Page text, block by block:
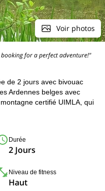
Voir photos
booking for a perfect adventure!"
de 2 jours avec bivouac
Ardennes belges avec
certifié UIMLA, qui
Durée
2 Jours
Niveau de fitness
Haut